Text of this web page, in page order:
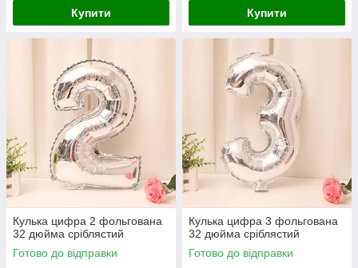
Купити Купити
Кулька цифра 2 фольгована
32 дюйма сріблястий
Готово до відправки
Кулька цифра 3 фольгована
32 дюйма сріблястий
Готово до відправки